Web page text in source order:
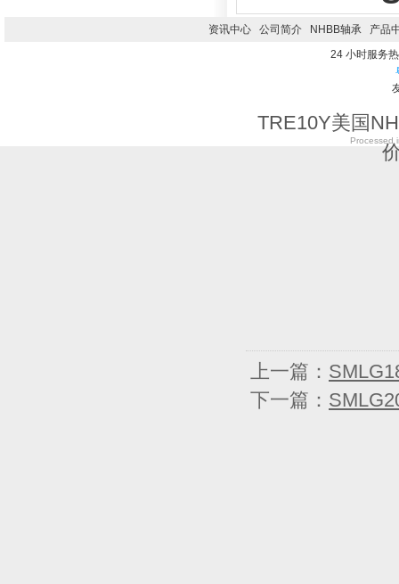
TRE10Y美国
上一篇：
下一篇：
资讯中心 公司简介 NHBB轴承
产品
24 小时服务
Processed